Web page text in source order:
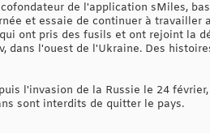
de l'application sMiles,
et essaie de continuer à travailler
ont pris des fusils et ont rejoint la
dans l'ouest de l'Ukraine. Des
l'invasion de la Russie le 24
sont interdits de quitter le pays.